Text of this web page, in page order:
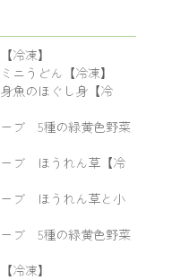
冷凍】
ニうどん【冷凍】
魚のほぐし身【冷
ブ 5種の緑黄色野菜
ーブ ほうれん草【冷
ーブ ほうれん草と小
ブ 5種の緑黄色野菜
冷凍】